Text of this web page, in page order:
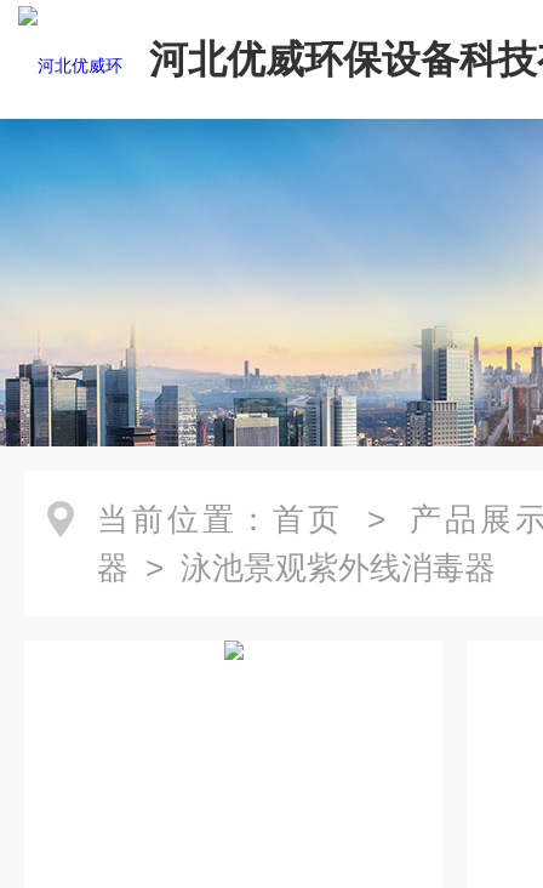
河北优威环保设备科
司
当前位置： 首页 > 产品展
器 > 泳池景观紫外线消毒器